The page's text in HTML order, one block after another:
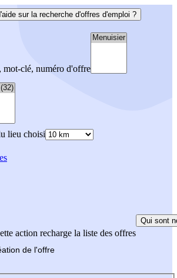
sur la recherche d'offres d'emploi ?
mot-clé, numéro d'offre
lieu choisi
action recharge la liste des offres
Qui sont
de l'offre